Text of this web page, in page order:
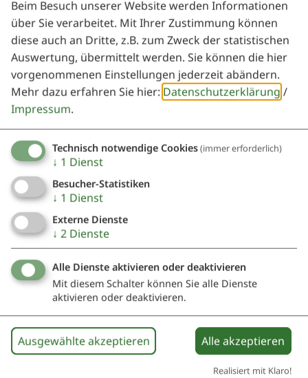
Möchten Sie vonOpenStreetMap/Leaflet
bereitgestellte externe Inhalte laden?
Wimbauernhof
Herr Alfred Naß
Biburg
Biburg 20
91790 Nennslingen
09147 945830
Beim Besuch unserer Website werden Informationen
über Sie verarbeitet. Mit Ihrer Zustimmung können
diese auch an Dritte, z.B. zum Zweck der statistischen
Auswertung, übermittelt werden. Sie können die hier
vorgenommenen Einstellungen jederzeit abändern.
Mehr dazu erfahren Sie hier: Datenschutzerklärung /
Impressum.
Technisch notwendige Cookies(immer erforderlich)
↓ 1 Dienst
Besucher-Statistiken
↓ 1 Dienst
Externe Dienste
↓ 2 Dienste
Alle Dienste aktivieren oder deaktivieren
Mit diesem Schalter können Sie alle Dienste
aktivieren oder deaktivieren.
Ausgewählte akzeptieren Alle akzeptieren
Realisiert mit Klaro!